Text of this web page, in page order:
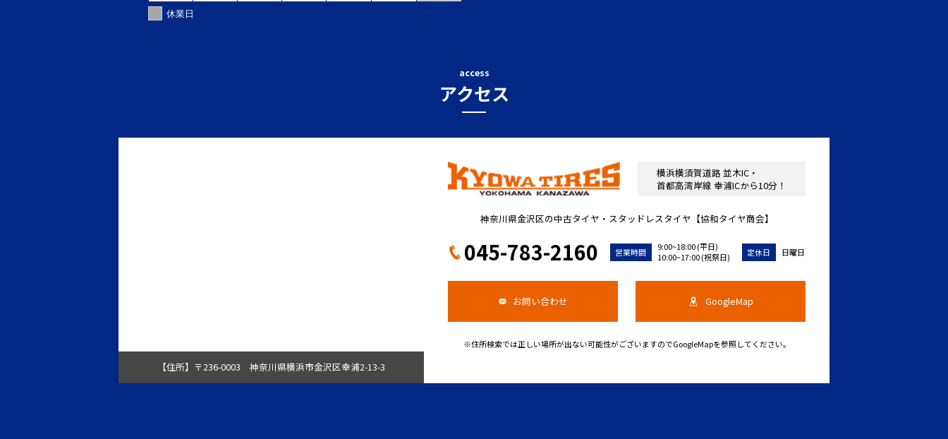
休業日
access
アクセス
【住所】 〒236-0003 神奈川県横浜市金沢区幸浦2-13-3
横浜横須賀道路 並木IC・
首都高湾岸線 幸浦ICから10分！
神奈川県金沢区の中古タイヤ・スタッドレスタイヤ【協和タイヤ商会】
045-783-2160 営業時間
9:00~18:00 (平日)
10:00~17:00 (祝祭日)
定休日 日曜日
お問い合わせ GoogleMap
※住所検索では正しい場所が出ない可能性がございますのでGoogleMapを参照してください。